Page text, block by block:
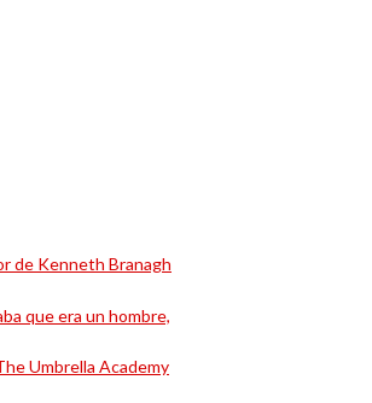
de Kenneth Branagh
que era un hombre,
Umbrella Academy